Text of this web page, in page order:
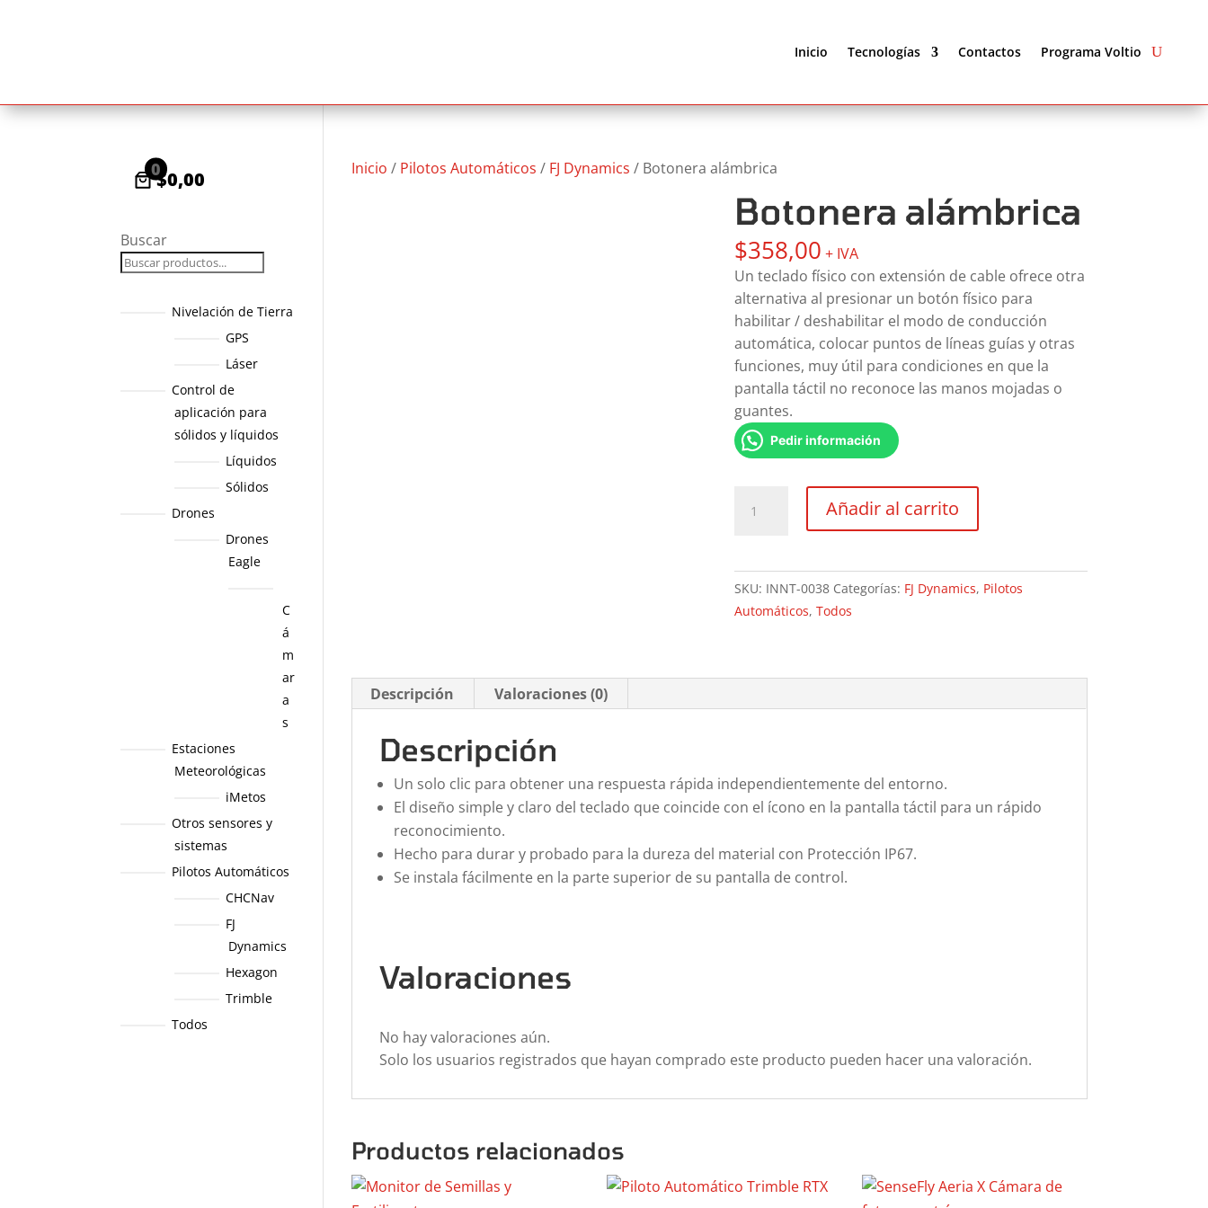
Inicio Tecnologías Contactos Programa Voltio
Inicio / Pilotos Automáticos / FJ Dynamics / Botonera alámbrica
Botonera alámbrica
$358,00 + IVA
Un teclado físico con extensión de cable ofrece otra
alternativa al presionar un botón físico para
habilitar / deshabilitar el modo de conducción
automática, colocar puntos de líneas guías y otras
funciones, muy útil para condiciones en que la
pantalla táctil no reconoce las manos mojadas o
guantes.
Pedir información
alámbrica
Añadir al carrito
SKU: INNT-0038 Categorías: FJ Dynamics, Pilotos
Automáticos, Todos
Descripción Valoraciones (0)
Descripción
Un solo clic para obtener una respuesta rápida independientemente del entorno.
El diseño simple y claro del teclado que coincide con el ícono en la pantalla táctil para un rápido
reconocimiento.
Hecho para durar y probado para la dureza del material con Protección IP67.
Se instala fácilmente en la parte superior de su pantalla de control.
Valoraciones
No hay valoraciones aún.
Solo los usuarios registrados que hayan comprado este producto pueden hacer una valoración.
Productos relacionados
0$0,00
Buscar
Nivelación de Tierra
GPS
Láser
Control de
aplicación para
sólidos y líquidos
Líquidos
Sólidos
Drones
Drones
Eagle
C
á
m
ar
a
s
Estaciones
Meteorológicas
iMetos
Otros sensores y
sistemas
Pilotos Automáticos
CHCNav
FJ
Dynamics
Hexagon
Trimble
Todos